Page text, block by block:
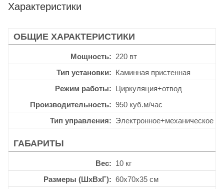
Характеристики
ОБЩИЕ ХАРАКТЕРИСТИКИ
Мощность
220 вт
Тип установки
Каминная пристенная
Режим работы
Циркуляция+отвод
Производительность
950 куб.м/час
Тип управления
Электронное+механическое
ГАБАРИТЫ
Вес
10 кг
Размеры (ШхВхГ)
60x70x35 см